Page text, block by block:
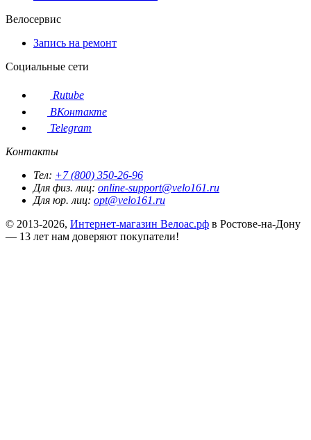
Велосервис
Запись на ремонт
Социальные сети
Rutube
ВКонтакте
Telegram
Контакты
Тел: +7 (800) 350-26-96
Для физ. лиц: online-support@velo161.ru
Для юр. лиц: opt@velo161.ru
© 2013-2026, Интернет-магазин Велоас.рф в Ростове-на-Дону
— 13 лет нам доверяют покупатели!